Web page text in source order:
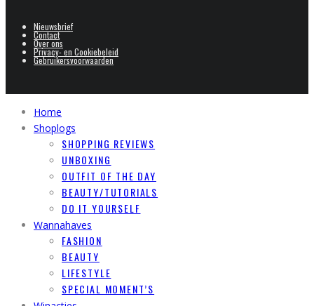
Nieuwsbrief
Contact
Over ons
Privacy- en Cookiebeleid
Gebruikersvoorwaarden
Home
Shoplogs
SHOPPING REVIEWS
UNBOXING
OUTFIT OF THE DAY
BEAUTY/TUTORIALS
DO IT YOURSELF
Wannahaves
FASHION
BEAUTY
LIFESTYLE
SPECIAL MOMENT’S